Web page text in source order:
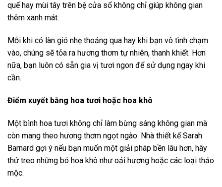
quế hay mùi tây trên bệ cửa sổ không chỉ giúp không gian
thêm xanh mát.
Mỗi khi có làn gió nhẹ thoảng qua hay khi bạn vô tình chạm
vào, chúng sẽ tỏa ra hương thơm tự nhiên, thanh khiết. Hơn
nữa, bạn luôn có sẵn gia vị tươi ngon để sử dụng ngay khi
cần.
Điểm xuyết bằng hoa tươi hoặc hoa khô
Một bình hoa tươi không chỉ làm bừng sáng không gian mà
còn mang theo hương thơm ngọt ngào. Nhà thiết kế Sarah
Barnard gợi ý nếu bạn muốn một giải pháp bền lâu hơn, hãy
thử treo những bó hoa khô như oải hương hoặc các loại thảo
mộc.